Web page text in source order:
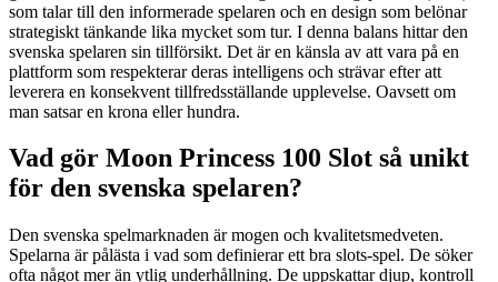
som talar till den informerade spelaren och en design som belönar
strategiskt tänkande lika mycket som tur. I denna balans hittar den
svenska spelaren sin tillförsikt. Det är en känsla av att vara på en
plattform som respekterar deras intelligens och strävar efter att
leverera en konsekvent tillfredsställande upplevelse. Oavsett om
man satsar en krona eller hundra.
Vad gör Moon Princess 100 Slot så unikt
för den svenska spelaren?
Den svenska spelmarknaden är mogen och kvalitetsmedveten.
Spelarna är pålästa i vad som definierar ett bra slots-spel. De söker
ofta något mer än ytlig underhållning. De uppskattar djup, kontroll